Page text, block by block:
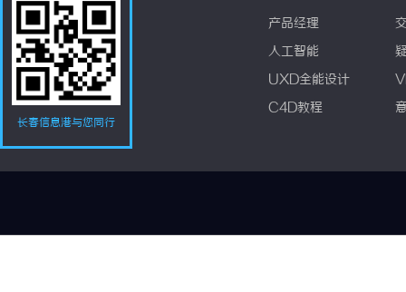
长春信息港与您同行
产品经理
人工智能
UXD全能设计
C4D教程